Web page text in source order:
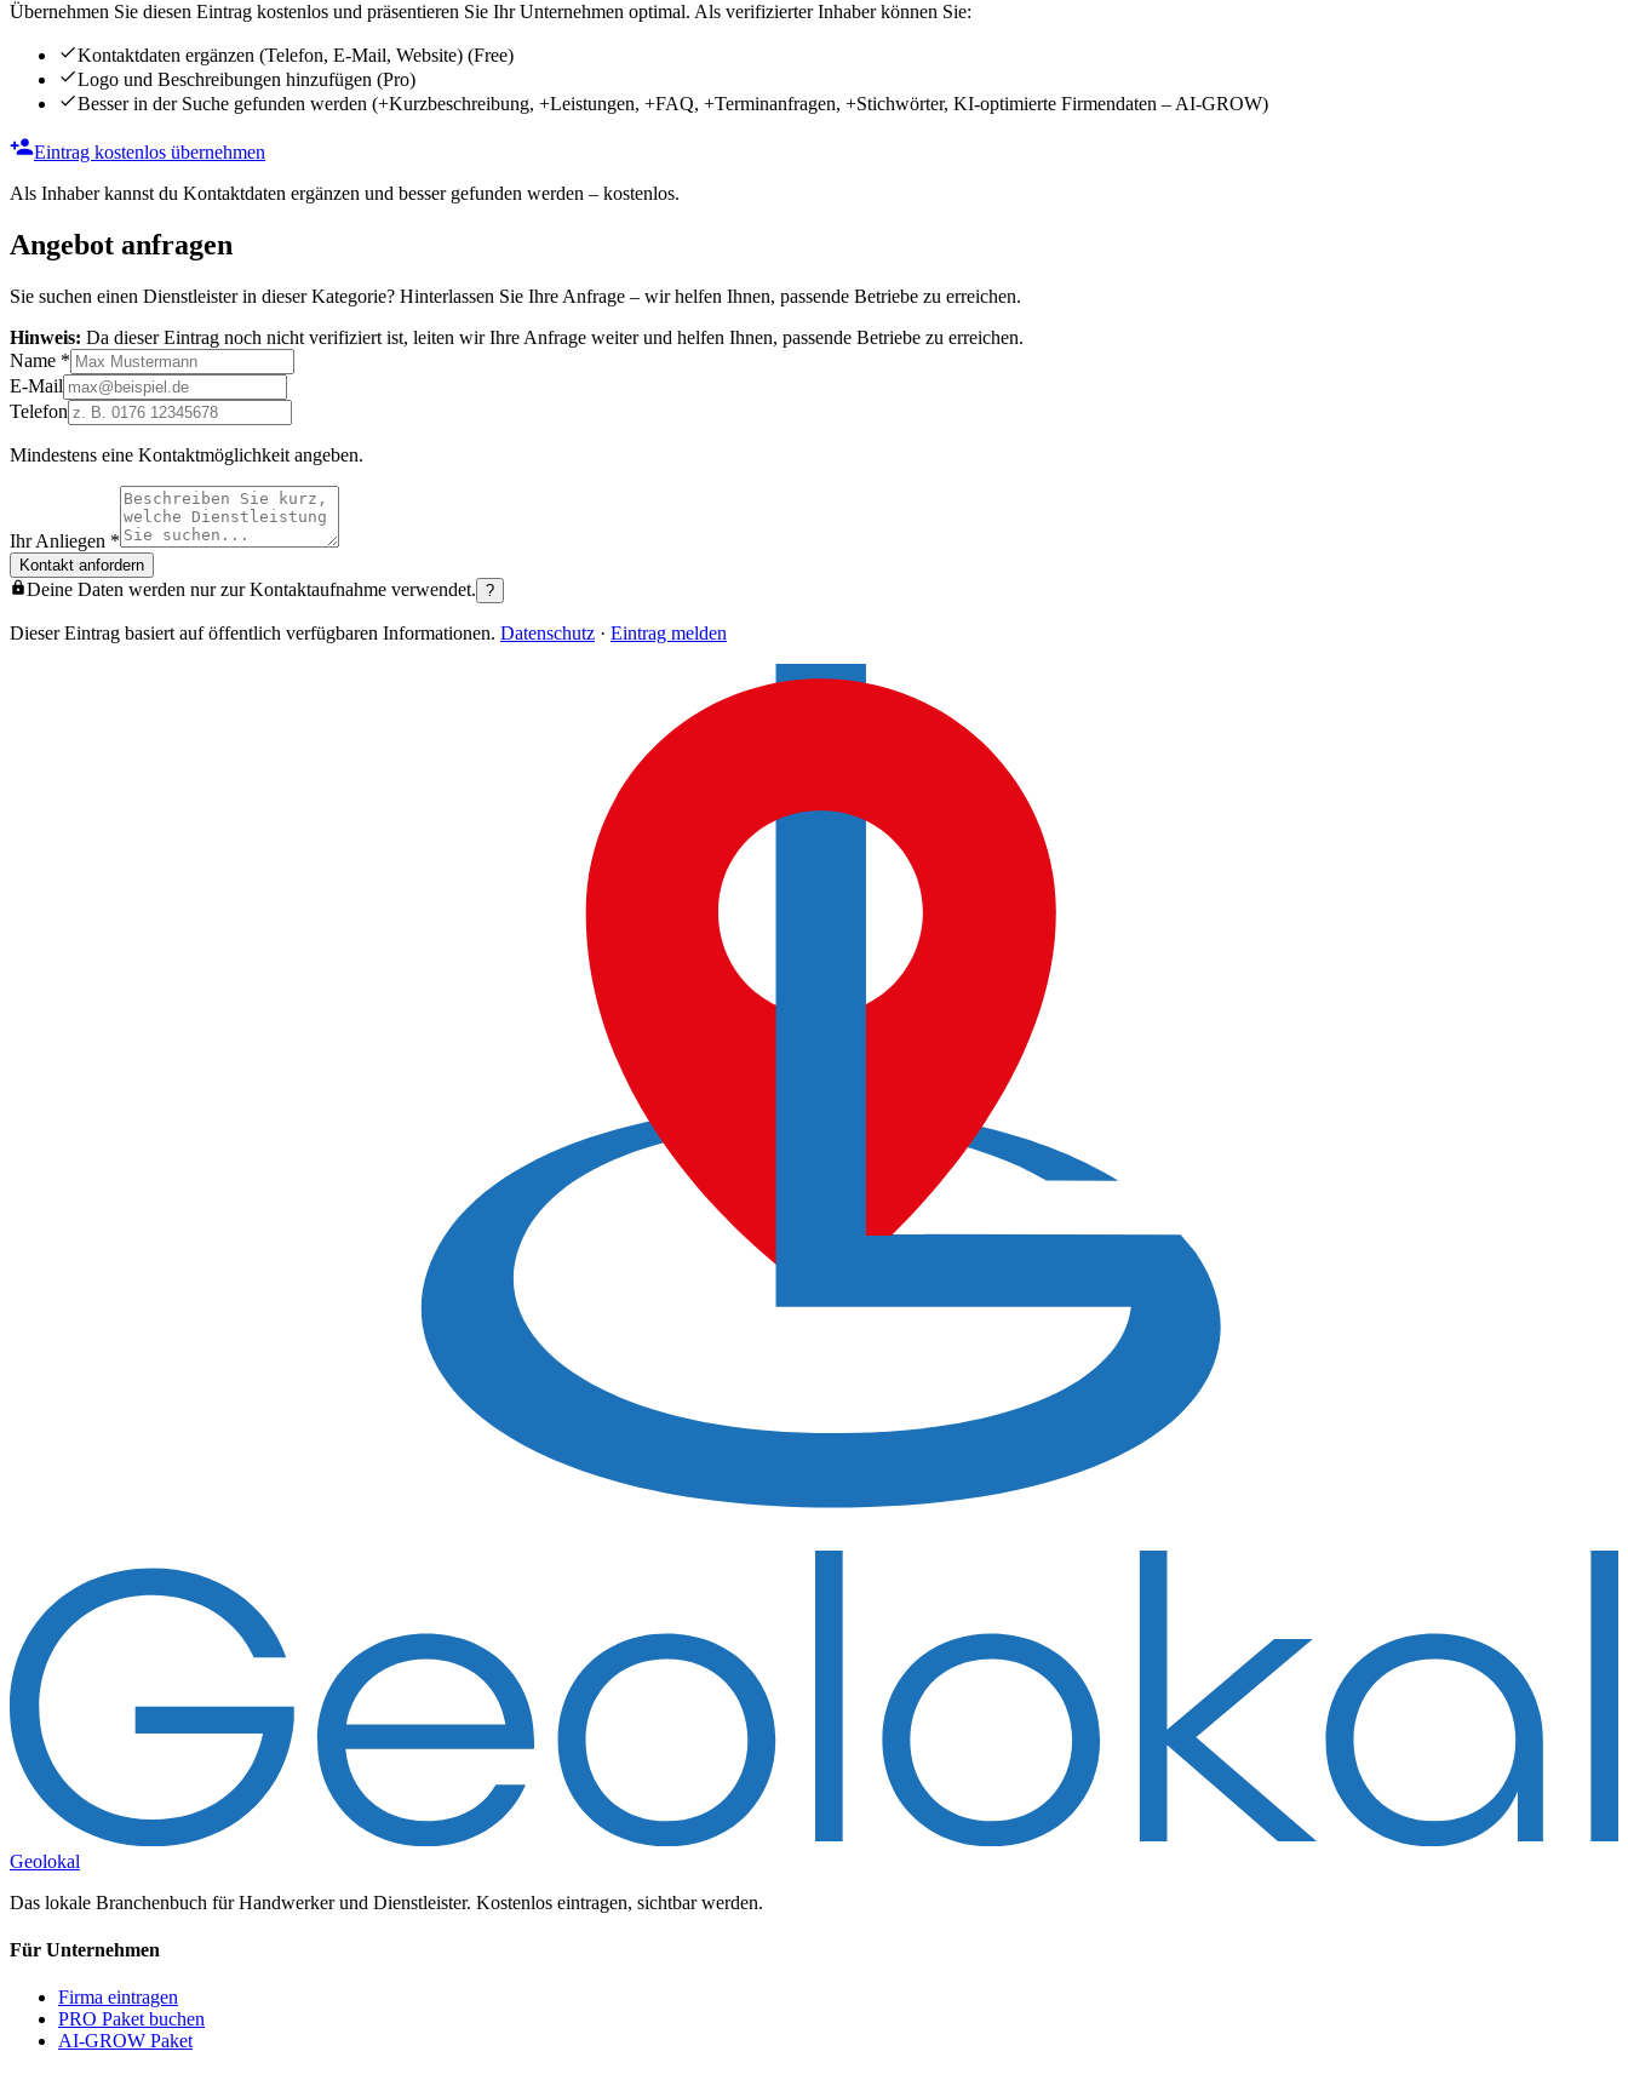
Übernehmen Sie diesen Eintrag kostenlos und präsentieren Sie Ihr Unternehmen optimal. Als verifizierter Inhaber können Sie:
Kontaktdaten ergänzen (Telefon, E-Mail, Website) (Free)
Logo und Beschreibungen hinzufügen (Pro)
Besser in der Suche gefunden werden (+Kurzbeschreibung, +Leistungen, +FAQ, +Terminanfragen, +Stichwörter, KI-optimierte Firmendaten – AI-GROW)
Eintrag kostenlos übernehmen
Als Inhaber kannst du Kontaktdaten ergänzen und besser gefunden werden – kostenlos.
Angebot anfragen
Sie suchen einen Dienstleister in dieser Kategorie? Hinterlassen Sie Ihre Anfrage – wir helfen Ihnen, passende Betriebe zu erreichen.
Hinweis: Da dieser Eintrag noch nicht verifiziert ist, leiten wir Ihre Anfrage weiter und helfen Ihnen, passende Betriebe zu erreichen.
Name *
E-Mail
Telefon
Mindestens eine Kontaktmöglichkeit angeben.
Ihr Anliegen *
Kontakt anfordern
Deine Daten werden nur zur Kontaktaufnahme verwendet. ?
Dieser Eintrag basiert auf öffentlich verfügbaren Informationen. Datenschutz · Eintrag melden
Geolokal
Das lokale Branchenbuch für Handwerker und Dienstleister. Kostenlos eintragen, sichtbar werden.
Für Unternehmen
Firma eintragen
PRO Paket buchen
AI-GROW Paket